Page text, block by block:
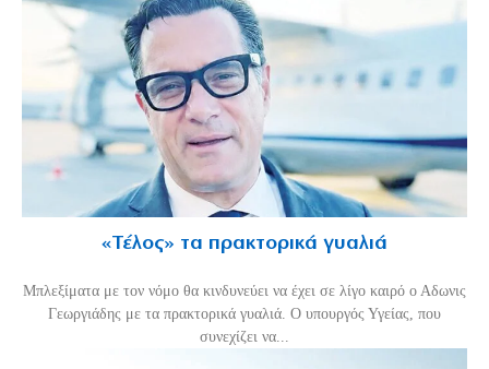
«Τέλος» τα πρακτορικά γυαλιά
Μπλεξίματα με τον νόμο θα κινδυνεύει να έχει σε λίγο καιρό ο Αδωνις
Γεωργιάδης με τα πρακτορικά γυαλιά. Ο υπουργός Υγείας, που
συνεχίζει να...